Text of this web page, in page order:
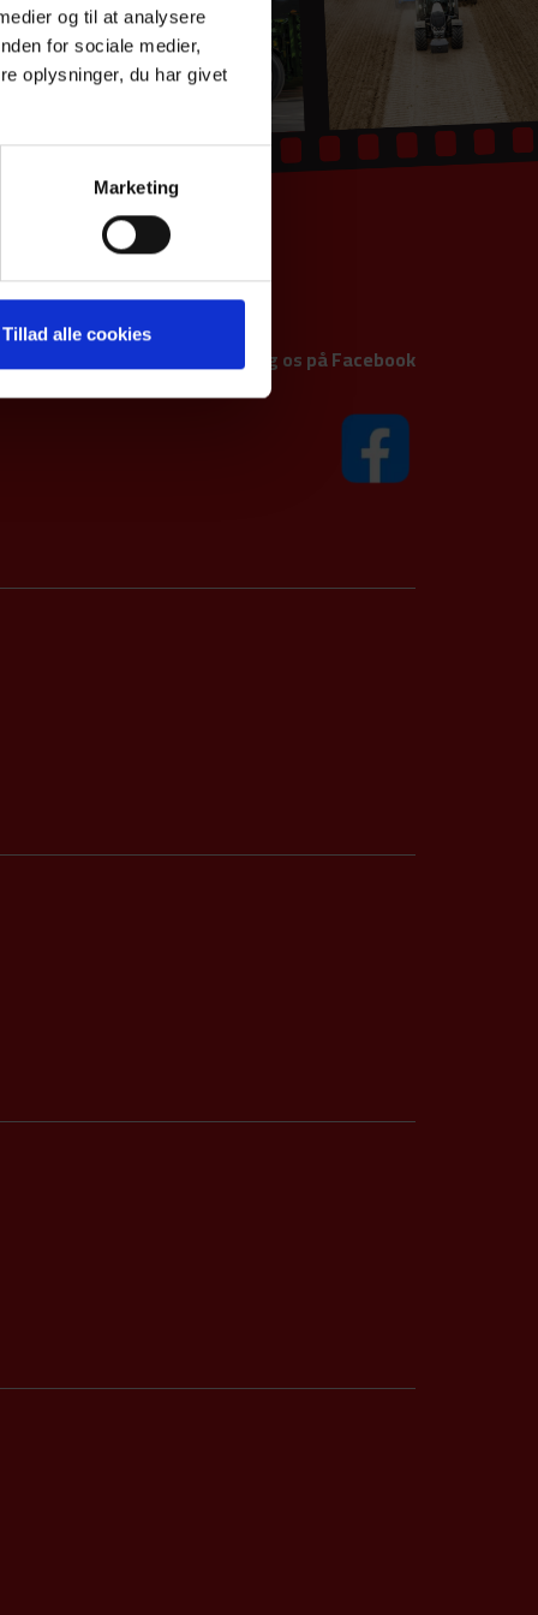
og til at analysere
for sociale medier,
oplysninger, du har givet
Marketing
Tillad alle cookies
Følg os på Facebook